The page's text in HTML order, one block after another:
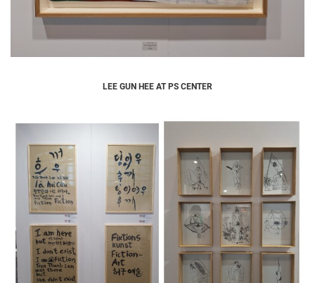
LEE GUN HEE AT PS CENTER